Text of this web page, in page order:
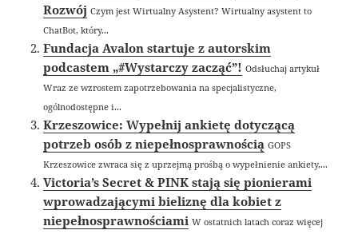
Rozwój Czym jest Wirtualny Asystent? Wirtualny asystent to
ChatBot, który...
Fundacja Avalon startuje z autorskim
podcastem „#Wystarczy zacząć”! Odsłuchaj artykuł
Wraz ze wzrostem zapotrzebowania na specjalistyczne,
ogólnodostępne i...
Krzeszowice: Wypełnij ankietę dotyczącą
potrzeb osób z niepełnosprawnością GOPS
Krzeszowice zwraca się z uprzejmą prośbą o wypełnienie ankiety,...
Victoria’s Secret & PINK stają się pionierami
wprowadzającymi bieliznę dla kobiet z
niepełnosprawnościami W ostatnich latach coraz więcej